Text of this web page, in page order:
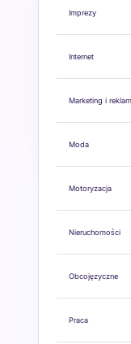
Imprezy
Internet
Marketing i
Moda
Motoryzacja
Nieruchomości
Obcojęzyczne
Praca